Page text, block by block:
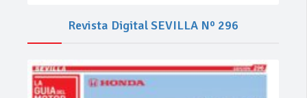
Revista Digital SEVILLA Nº 296